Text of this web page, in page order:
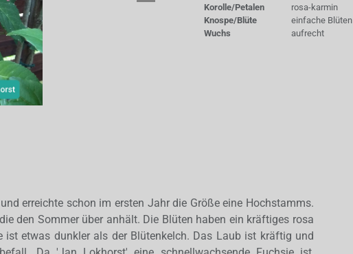
Korolle/Petalen
rosa-karmin
Knospe/Blüte
einfache Blüten
Wuchs
aufrecht
erreichte schon im ersten Jahr die Größe eine Hochstamms.
den Sommer über anhält. Die Blüten haben ein kräftiges rosa
ist etwas dunkler als der Blütenkelch. Das Laub ist kräftig und